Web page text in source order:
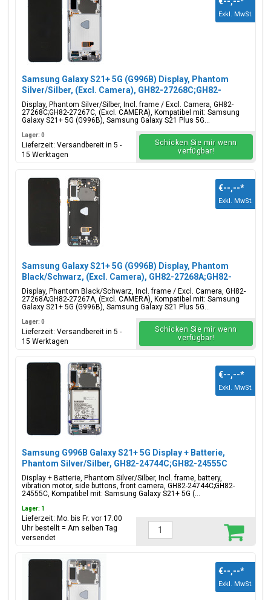
Samsung Galaxy S21+ 5G (G996B) Display, Phantom
Silver/Silber, (Excl. Camera), GH82-27268C;GH82-
27267C
Display, Phantom Silver/Silber, Incl. frame / Excl. Camera, GH82-
27268C;GH82-27267C, (Excl. CAMERA), Kompatibel mit: Samsung
Galaxy S21+ 5G (G996B), Samsung Galaxy S21 Plus 5G...
Exkl. MwSt.
Lager: 0
Lieferzeit: Versandbereit in 5 -
15 Werktagen
Schicken Sie mir wenn
verfügbar!
Samsung Galaxy S21+ 5G (G996B) Display, Phantom
Black/Schwarz, (Excl. Camera), GH82-27268A;GH82-
27267A
Display, Phantom Black/Schwarz, Incl. frame / Excl. Camera, GH82-
27268A;GH82-27267A, (Excl. CAMERA), Kompatibel mit: Samsung
Galaxy S21+ 5G (G996B), Samsung Galaxy S21 Plus 5G...
€--,--*
Exkl. MwSt.
Lager: 0
Lieferzeit: Versandbereit in 5 -
15 Werktagen
Schicken Sie mir wenn
verfügbar!
Samsung G996B Galaxy S21+ 5G Display + Batterie,
Phantom Silver/Silber, GH82-24744C;GH82-24555C
Display + Batterie, Phantom Silver/Silber, Incl. frame, battery,
vibration motor, side buttons, front camera, GH82-24744C;GH82-
24555C, Kompatibel mit: Samsung Galaxy S21+ 5G (...
€--,--*
Exkl. MwSt.
Lager: 1
Lieferzeit: Mo. bis Fr. vor 17.00
Uhr bestellt = Am selben Tag
versendet
€--,--*
Exkl. MwSt.